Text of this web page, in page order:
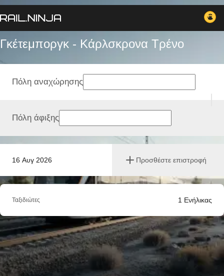
Γκέτεμποργκ - Κάρλσκρονα Tρένο
16 Αυγ 2026 Προσθέστε επιστροφή
Πόλη αναχώρησης
Πόλη άφιξης
Ταξιδιώτες 1 Ενήλικας